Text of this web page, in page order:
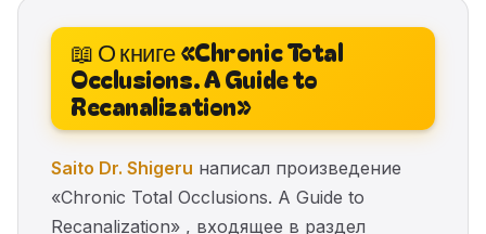
📖 О книге «Chronic Total
Occlusions. A Guide to
Recanalization»
Saito Dr. Shigeru написал произведение
«Chronic Total Occlusions. A Guide to
Recanalization» , входящее в раздел